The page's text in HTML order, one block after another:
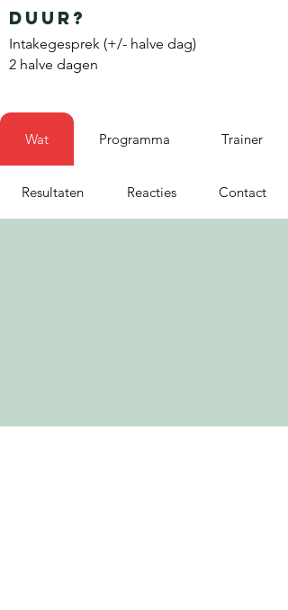
duur?
Intakegesprek (+/- halve dag)
2 halve dagen
Wat Programma Trainer
Resultaten Reacties Contact